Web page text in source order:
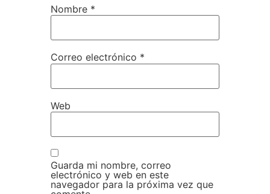
Nombre *
Correo electrónico *
Web
Guarda mi nombre, correo
electrónico y web en este
navegador para la próxima vez que